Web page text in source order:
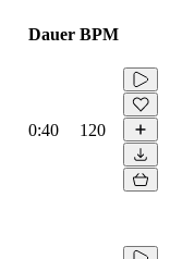
Dauer BPM
0:40 120